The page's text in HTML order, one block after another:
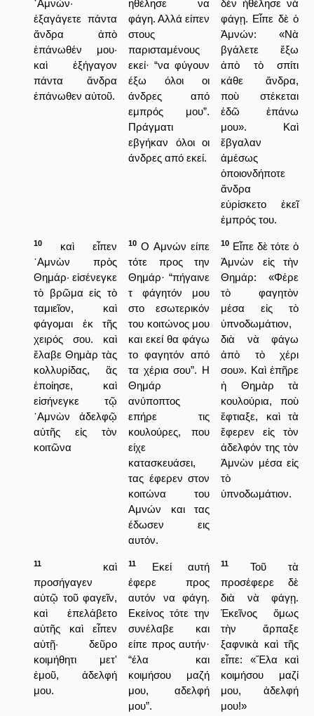
᾿Αμνών·
ἐξαγάγετε πάντα
ἄνδρα ἀπὸ
ἐπάνωθέν μου·
καὶ ἐξήγαγον
πάντα ἄνδρα
ἐπάνωθεν αὐτοῦ.
ηθέλησε να
φάγη. Αλλά είπεν
στους
παρισταμένους
εκεί· “να φύγουν
έξω όλοι οι
άνδρες από
εμπρός μου”.
Πράγματι
εβγήκαν όλοι οι
άνδρες από εκεί.
δὲν ἠθέλησε νὰ
φάγῃ. Εἶπε δὲ ὁ
Ἀμνών: «Νὰ
βγάλετε ἔξω
ἀπὸ τὸ σπίτι
κάθε ἄνδρα,
ποὺ στέκεται
ἐδῶ ἐπάνω
μου». Καὶ
ἔβγαλαν
ἀμέσως
ὁποιονδήποτε
ἄνδρα
εὑρίσκετο ἐκεῖ
ἐμπρός του.
10
καὶ εἶπεν
᾿Αμνὼν πρὸς
Θημάρ· εἰσένεγκε
τὸ βρῶμα εἰς τὸ
ταμιεῖον, καὶ
φάγομαι ἐκ τῆς
χειρός σου. καὶ
ἔλαβε Θημὰρ τὰς
κολλυρίδας, ἃς
ἐποίησε, καὶ
εἰσήνεγκε τῷ
᾿Αμνὼν ἀδελφῷ
αὐτῆς εἰς τὸν
κοιτῶνα
10 Ο Αμνών είπε
τότε προς την
Θημάρ· “πήγαινε
τ φάγητόν μου
στο εσωτερικόν
του κοιτώνος μου
και εκεί θα φάγω
το φαγητόν από
τα χέρια σου”. Η
Θημάρ
ανύποπτος
επήρε τις
κουλούρες, που
είχε
κατασκευάσει,
τας έφερεν στον
κοιτώνα του
Αμνών και τας
έδωσεν εις
αυτόν.
10 Εἶπε δὲ τότε ὁ
Ἀμνὼν εἰς τὴν
Θημάρ: «Φέρε
τὸ φαγητὸν
μέσα εἰς τὸ
ὑπνοδωμάτιον,
διὰ νὰ φάγω
ἀπὸ τὸ χέρι
σου». Καὶ ἐπῆρε
ἡ Θημὰρ τὰ
κουλούρια, ποὺ
ἔφτιαξε, καὶ τὰ
ἔφερεν εἰς τὸν
ἀδελφόν της τὸν
Ἀμνὼν μέσα εἰς
τὸ
ὑπνοδωμάτιον.
11
καὶ
προσήγαγεν
αὐτῷ τοῦ φαγεῖν,
καὶ ἐπελάβετο
αὐτῆς καὶ εἶπεν
αὐτῇ· δεῦρο
κοιμήθητι μετ'
ἐμοῦ, ἀδελφή
μου.
11
Εκεί αυτή
έφερε προς
αυτόν να φάγη.
Εκείνος τότε την
συνέλαβε και
είπε προς αυτήν·
“έλα και
κοιμήσου μαζή
μου, αδελφή
μου”.
11
Τοῦ τὰ
προσέφερε δὲ
διὰ νὰ φάγῃ.
Ἐκεῖνος ὅμως
τὴν ἅρπαξε
ξαφνικὰ καὶ τῆς
εἶπε: «Ἔλα καὶ
κοιμήσου μαζί
μου, ἀδελφή
μου!»